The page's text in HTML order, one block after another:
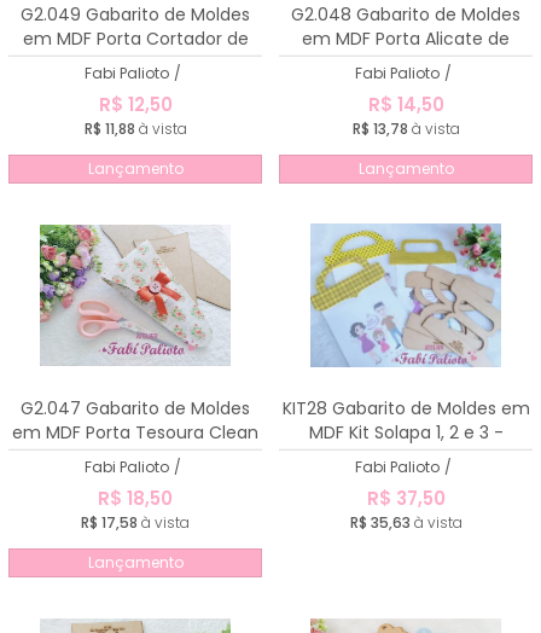
G2.049 Gabarito de Moldes
em MDF Porta Cortador de
Unha Clean
Fabi Palioto /
R$ 12,50
R$ 11,88 à vista
Lançamento
G2.048 Gabarito de Moldes
em MDF Porta Alicate de
Unha Clean
Fabi Palioto /
R$ 14,50
R$ 13,78 à vista
Lançamento
G2.047 Gabarito de Moldes
em MDF Porta Tesoura Clean
Fabi Palioto /
R$ 18,50
R$ 17,58 à vista
Lançamento
KIT28 Gabarito de Moldes em
MDF Kit Solapa 1, 2 e 3 -
Atividades A4
Fabi Palioto /
R$ 37,50
R$ 35,63 à vista